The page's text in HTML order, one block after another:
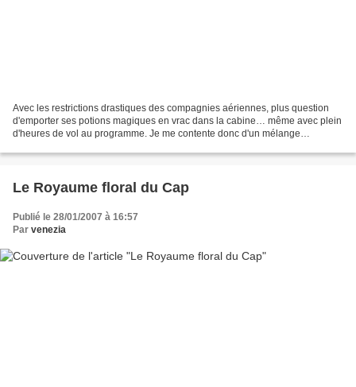
Avec les restrictions drastiques des compagnies aériennes, plus question
d'emporter ses potions magiques en vrac dans la cabine… même avec plein
d'heures de vol au programme. Je me contente donc d'un mélange
Le Royaume floral du Cap
Publié le 28/01/2007 à 16:57
Par venezia